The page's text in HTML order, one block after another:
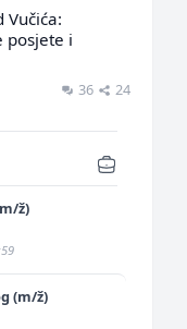
Vučića:
posjete i
36 24
ž)
(m/ž)